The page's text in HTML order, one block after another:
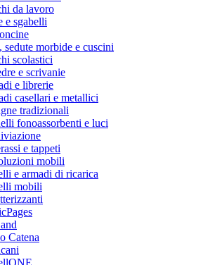
da lavoro
e sgabelli
sedute morbide e cuscini
scolastici
e scrivanie
e librerie
casellari e metallici
tradizionali
fonoassorbenti e luci
e tappeti
mobili
e armadi di ricarica
mobili
Catena